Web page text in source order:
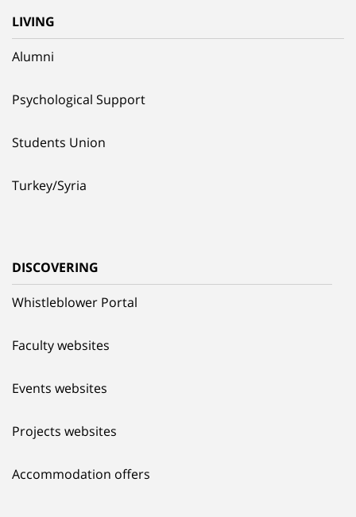
LIVING
Alumni
Psychological Support
Students Union
Turkey/Syria
DISCOVERING
Whistleblower Portal
Faculty websites
Events websites
Projects websites
Accommodation offers